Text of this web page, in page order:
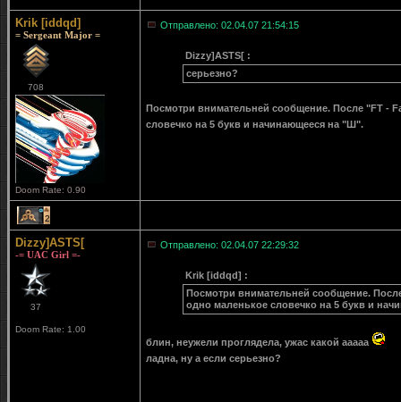
Krik [iddqd]
= Sergeant Major =
708
Doom Rate: 0.90
Отправлено: 02.04.07 21:54:15
Dizzy]ASTS[ :
серьезно?
Посмотри внимательней сообщение. После "FT -
словечко на 5 букв и начинающееся на "Ш".
2
Dizzy]ASTS[
-= UAC Girl =-
37
Doom Rate: 1.00
Отправлено: 02.04.07 22:29:32
Krik [iddqd] :
Посмотри внимательней сообщение.
одно маленькое словечко на 5 букв и
блин, неужели проглядела, ужас какой ааааа
ладна, ну а если серьезно?